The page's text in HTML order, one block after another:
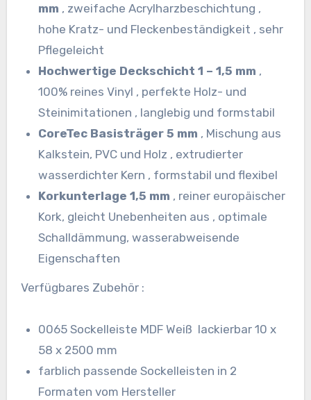
mm , zweifache Acrylharzbeschichtung ,
hohe Kratz- und Fleckenbeständigkeit , sehr
Pflegeleicht
Hochwertige Deckschicht 1 – 1,5 mm ,
100% reines Vinyl , perfekte Holz- und
Steinimitationen , langlebig und formstabil
CoreTec Basisträger 5 mm , Mischung aus
Kalkstein, PVC und Holz , extrudierter
wasserdichter Kern , formstabil und flexibel
Korkunterlage 1,5 mm , reiner europäischer
Kork, gleicht Unebenheiten aus , optimale
Schalldämmung, wasserabweisende
Eigenschaften
Verfügbares Zubehör :
0065 Sockelleiste MDF Weiß lackierbar 10 x
58 x 2500 mm
farblich passende Sockelleisten in 2
Formaten vom Hersteller